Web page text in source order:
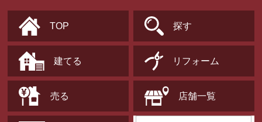
TOP 探す
建てる リフォーム
売る 店舗一覧